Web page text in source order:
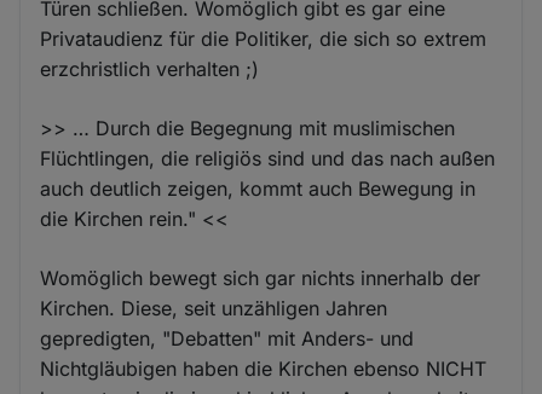
Türen schließen. Womöglich gibt es gar eine
Privataudienz für die Politiker, die sich so extrem
erzchristlich verhalten ;)
>> … Durch die Begegnung mit muslimischen
Flüchtlingen, die religiös sind und das nach außen
auch deutlich zeigen, kommt auch Bewegung in
die Kirchen rein." <<
Womöglich bewegt sich gar nichts innerhalb der
Kirchen. Diese, seit unzähligen Jahren
gepredigten, "Debatten" mit Anders- und
Nichtgläubigen haben die Kirchen ebenso NICHT